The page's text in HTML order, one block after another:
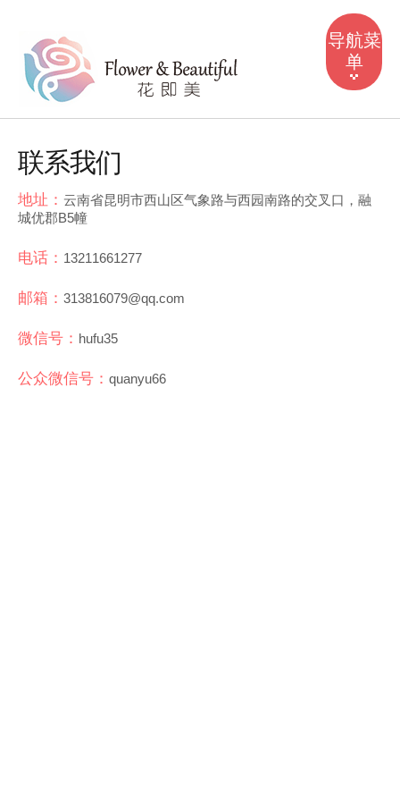
导航菜
单
我们是谁
联系我们
地址： 云南省昆明市西山区气象路与西园南路的交叉口，融
城优郡B5幢
电话： 13211661277
邮箱： 313816079@qq.com
微信号： hufu35
公众微信号： quanyu66